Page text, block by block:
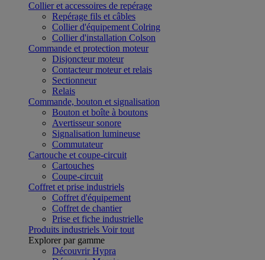
Collier et accessoires de repérage
Repérage fils et câbles
Collier d'équipement Colring
Collier d'installation Colson
Commande et protection moteur
Disjoncteur moteur
Contacteur moteur et relais
Sectionneur
Relais
Commande, bouton et signalisation
Bouton et boîte à boutons
Avertisseur sonore
Signalisation lumineuse
Commutateur
Cartouche et coupe-circuit
Cartouches
Coupe-circuit
Coffret et prise industriels
Coffret d'équipement
Coffret de chantier
Prise et fiche industrielle
Produits industriels Voir tout
Explorer par gamme
Découvrir Hypra